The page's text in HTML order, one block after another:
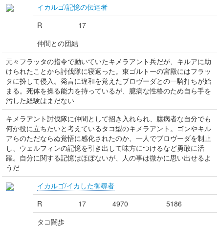
イカルゴ/記憶の伝達者
R
17
仲間との団結
元々フラッタの指令で動いていたキメラアント兵だが、キルアに助
けられたことから討伐隊に寝返った。東ゴルトーの宮殿にはフラッ
タに扮して侵入。発言に違和を覚えたブロヴーダとの一騎打ちが始
まる。死体を操る能力を持っているが、臆病な性格のため自ら手を
汚した経験はまだない
キメラアント討伐隊に仲間として招き入れられ、臆病者な自分でも
何か役に立ちたいと考えているタコ型のキメラアント。ゴンやキル
アらのただならぬ覚悟に感化されたのか、一人でブロヴーダを制止
し、ウェルフィンの記憶を引き出して味方につけるなど勇敢に活
躍。自分に関する記憶はほぼないが、人の事は微かに思い出せるよ
うだ
イカルゴ/イカした御尋者
R
17 4970
5186
タコ闊歩